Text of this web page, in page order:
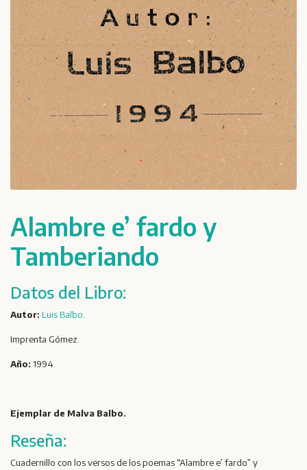
Alambre e’ fardo y
Tamberiando
Datos del Libro:
Autor: Luis Balbo
Imprenta Gómez.
Año: 1994.
Ejemplar de Malva Balbo.
Reseña:
Cuadernillo con los versos de los poemas “Alambre e’ fardo” y